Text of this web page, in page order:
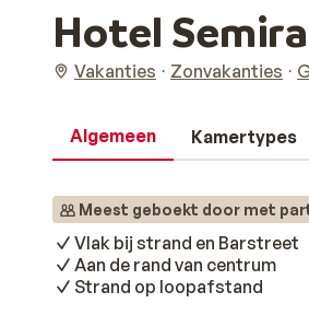
Hotel
Vakanties Zonvakanties
Algemeen Kamertypes
Meest geboekt door met
Vlak bij strand en Barstreet
Aan de rand van centrum
Strand op loopafstand